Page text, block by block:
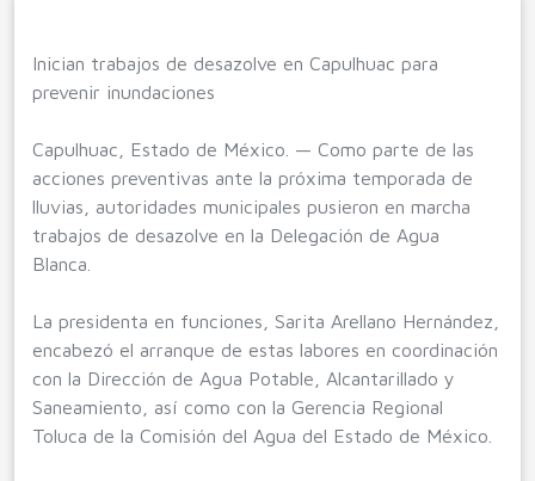
Inician trabajos de desazolve en Capulhuac para
prevenir inundaciones
Capulhuac, Estado de México. — Como parte de las
acciones preventivas ante la próxima temporada de
lluvias, autoridades municipales pusieron en marcha
trabajos de desazolve en la Delegación de Agua
Blanca.
La presidenta en funciones, Sarita Arellano Hernández,
encabezó el arranque de estas labores en coordinación
con la Dirección de Agua Potable, Alcantarillado y
Saneamiento, así como con la Gerencia Regional
Toluca de la Comisión del Agua del Estado de México.